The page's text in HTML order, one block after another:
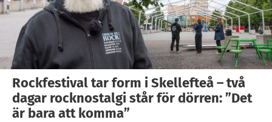
Rockfestival tar form i Skellefteå – två
dagar rocknostalgi står för dörren: ”Det
är bara att komma”